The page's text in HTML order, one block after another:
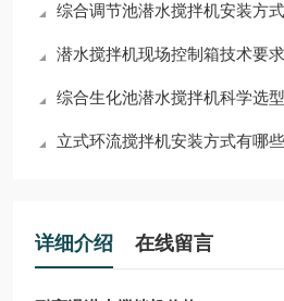
综合调节池潜水搅拌机安装方
潜水搅拌机现场控制箱技术要求
综合生化池潜水搅拌机科学选
立式环流搅拌机安装方式有哪些
详细介绍 在线留言